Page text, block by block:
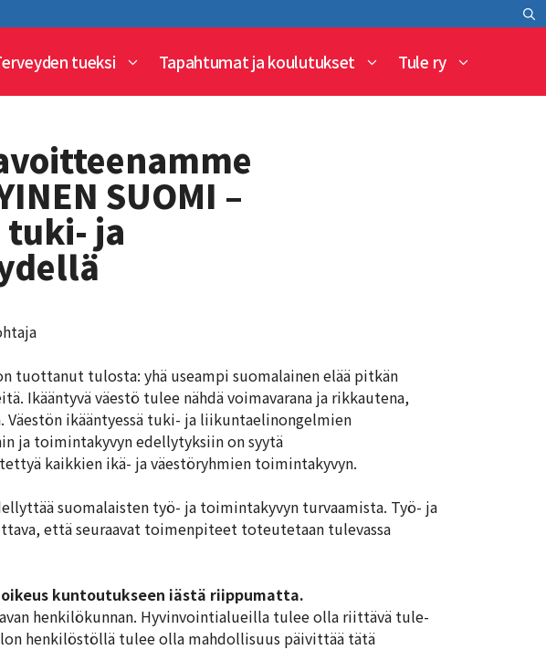
tueksi Tapahtumat ja koulutukset Tule ry
SUOMI –
tuki- ja
tuottanut tulosta: yhä useampi suomalainen elää pitkän
Ikääntyvä väestö tulee nähdä voimavarana ja rikkautena,
ikääntyessä tuki- ja liikuntaelinongelmien
ja toimintakyvyn edellytyksiin on syytä
kaikkien ikä- ja väestöryhmien toimintakyvyn.
suomalaisten työ- ja toimintakyvyn turvaamista. Työ- ja
että seuraavat toimenpiteet toteutetaan tulevassa
kuntoutukseen iästä riippumatta.
henkilökunnan. Hyvinvointialueilla tulee olla riittävä tule-
henkilöstöllä tulee olla mahdollisuus päivittää tätä